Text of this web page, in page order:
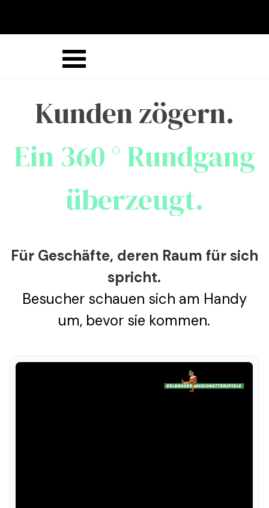
Menü überspringen
Kunden zögern.
Ein 360 ° Rundgang
überzeugt.
Für Geschäfte, deren Raum für sich
spricht.
Besucher schauen sich am Handy
um, bevor sie kommen.